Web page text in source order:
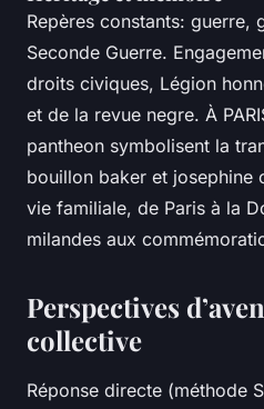
Repères constants: guerre,
Seconde Guerre.
droits civiques, Légion
et de la revue negre. À
pantheon symbolisent la
bouillon baker et josephine
vie familiale, de Paris à la
milandes aux
Perspectives
collective
Réponse directe (méthode